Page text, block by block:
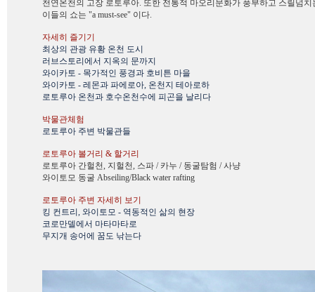
천연온천의 고장 로토루아. 또한 전통적 마오리문화가 풍부하고 스릴넘치
이들의 쇼는 "a must-see" 이다.
자세히 즐기기
최상의 관광 유황 온천 도시
러브스토리에서 지옥의 문까지
와이카토 - 목가적인 풍경과 호비튼 마을
와이카토 - 레몬과 파에로아, 온천지 테아로하
로토루아 온천과 호수온천수에 피곤을 날리다
박물관체험
로토루아 주변 박물관들
로토루아 볼거리 & 할거리
로토루아 간헐천, 지헐천, 스파 / 카누 / 동굴탐험 / 사냥
와이토모 동굴 Abseiling/Black water rafting
로토루아 주변 자세히 보기
킹 컨트리, 와이토모 - 역동적인 삶의 현장
코로만델에서 마타마타로
무지개 송어에 꿈도 낚는다